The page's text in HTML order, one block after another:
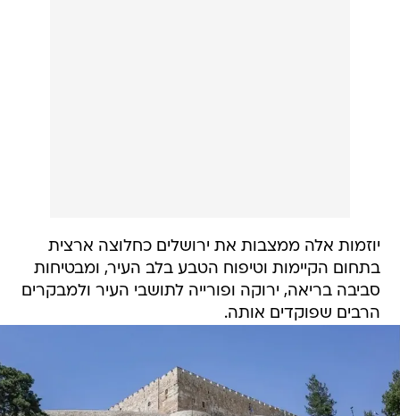
יוזמות אלה ממצבות את ירושלים כחלוצה ארצית
בתחום הקיימות וטיפוח הטבע בלב העיר, ומבטיחות
סביבה בריאה, ירוקה ופורייה לתושבי העיר ולמבקרים
הרבים שפוקדים אותה.